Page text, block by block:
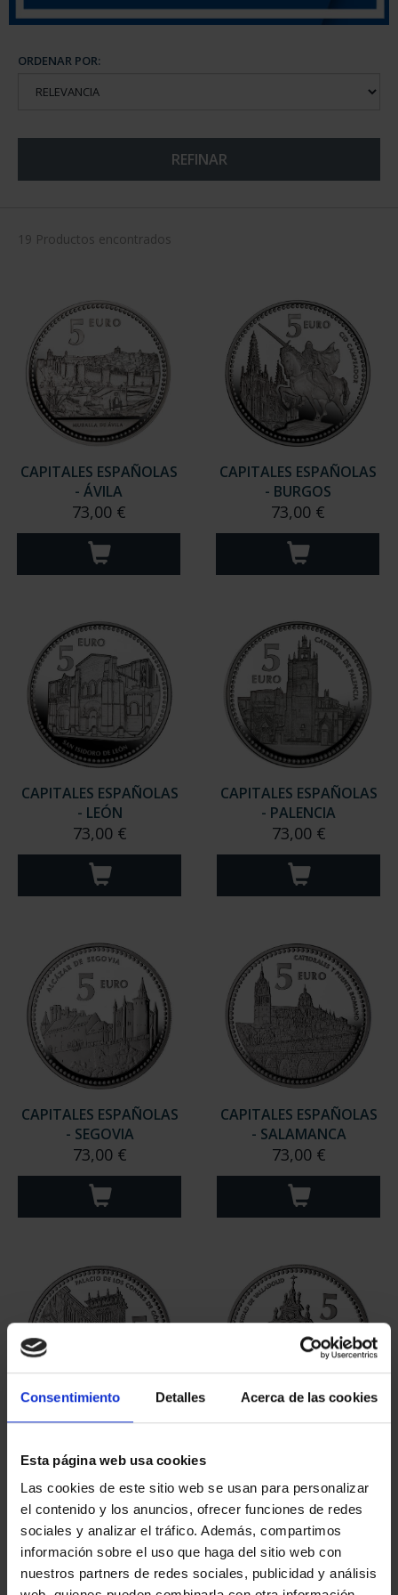
Consentimiento Detalles Acerca de las cookies
Esta página web usa cookies
Las cookies de este sitio web se usan para personalizar
el contenido y los anuncios, ofrecer funciones de redes
sociales y analizar el tráfico. Además, compartimos
información sobre el uso que haga del sitio web con
nuestros partners de redes sociales, publicidad y análisis
ORDENAR POR:
REFINAR
19 Productos encontrados
CAPITALES ESPAÑOLAS
- ÁVILA
73,00 €
CAPITALES ESPAÑOLAS
- BURGOS
73,00 €
CAPITALES ESPAÑOLAS
- LEÓN
73,00 €
CAPITALES ESPAÑOLAS
- PALENCIA
73,00 €
CAPITALES ESPAÑOLAS
- SEGOVIA
73,00 €
CAPITALES ESPAÑOLAS
- SALAMANCA
73,00 €
- SORIA